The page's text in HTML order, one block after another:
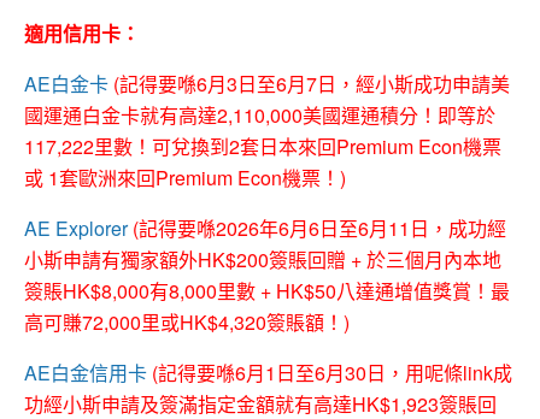
適用信用卡：
AE白金卡 (記得要喺6月3日至6月7日，經小斯成功申請美
國運通白金卡就有高達2,110,000美國運通積分！即等於
117,222里數！可兌換到2套日本來回Premium Econ機票
或 1套歐洲來回Premium Econ機票！)
AE Explorer (記得要喺2026年6月6日至6月11日 ，成功經
小斯申請有獨家額外HK$200簽賬回贈 + 於三個月內本地
簽賬HK$8,000有8,000里數 + HK$50八達通增值獎賞！最
高可賺72,000里或HK$4,320簽賬額！)
AE白金信用卡 (記得要喺6月1日至6月30日，用呢條link成
功經小斯申請及簽滿指定金額就有高達HK$1,923簽賬回